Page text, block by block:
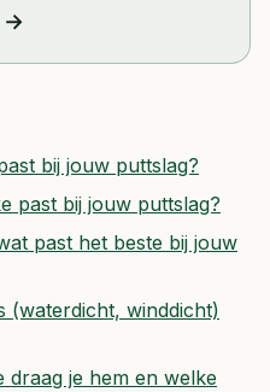
→
bij jouw puttslag?
past bij jouw puttslag?
past het beste bij jouw
(waterdicht, winddicht)
draag je hem en welke